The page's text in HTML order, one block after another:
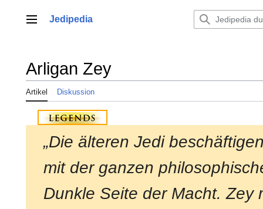
springenHauptmenü
Jedipedia
Arligan Zey
Artikel Diskussion
„Die älteren Jedi
mit der ganzen
Dunkle Seite der Macht. Zey